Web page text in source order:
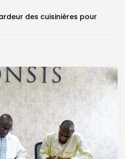
des cuisinières pour